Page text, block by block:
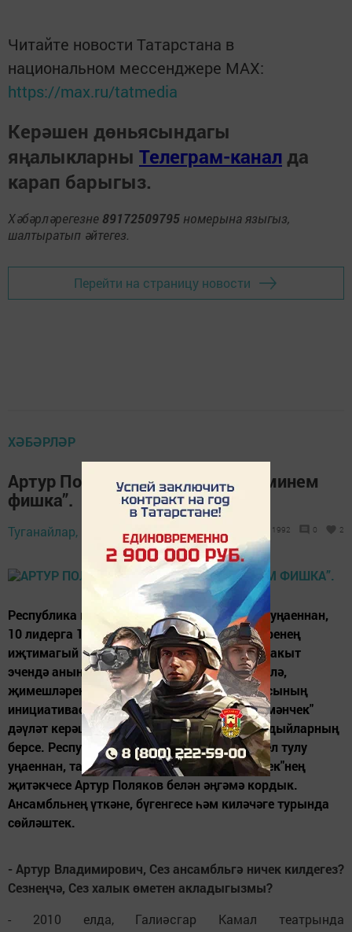
Читайте новости Татарстана в
национальном мессенджере MАХ:
https://max.ru/tatmedia
Керәшен дөньясындагы
яңалыкларны Телеграм-канал да
карап барыгыз.
Хәбәрләрегезне 89172509795 номерына языгыз,
шалтыратып әйтегез.
Перейти на страницу новости
ХӘБӘРЛӘР
Артур Поляков: “Керәшенлек – минем
фишка”.
Туганайлар, 12 гыйнвар 2017 - 10:37 1992 0 2
Республика керәшен оешмасына 10 ел тулу уңаеннан,
10 лидерга 10 сорау Республика керәшеннәренең
иҗтимагый оешмасы төзелеп, узган 10 ел вакыт
эчендә аның уңышлы проектлары эшләп килә,
җимешләрен бирә. Нәкъ тә керәшен оешмасының
инициативасы белән барлыкка килгән "Бәрмәнчек"
дәүләт керәшен фольклор ансамбле дә шундыйларның
берсе. Республика керәшен оешмасына 10 ел тулу
уңаеннан, тагын бер лидерыбыз - "Бәрмәнчек"нең
җитәкчесе Артур Поляков белән әңгәмә кордык.
Ансамбльнең үткәне, бүгенгесе һәм киләчәге турында
сөйләштек.
- Артур Владимирович, Сез ансамбльгә ничек килдегез?
Сезнеңчә, Сез халык өметен акладыгызмы?
- 2010 елда, Галиәсгар Камал театрында